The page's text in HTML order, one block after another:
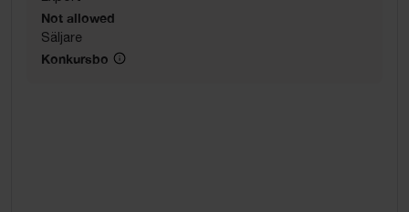
Not allowed
Säljare
Konkursbo